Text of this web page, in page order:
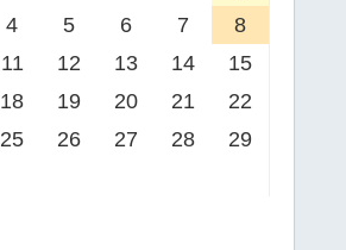
4 5 6 7
8
11 12 13 14
15
18 19 20 21
22
25 26 27 28
29